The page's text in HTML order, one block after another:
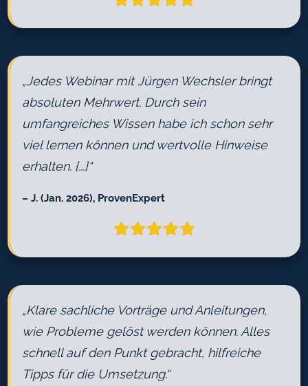
„Jedes Webinar mit Jürgen Wechsler bringt
absoluten Mehrwert. Durch sein
umfangreiches Wissen habe ich schon sehr
viel lernen können und wertvolle Hinweise
erhalten. {...}“
– J. (Jan. 2026), ProvenExpert
„Klare sachliche Vorträge und Anleitungen,
wie Probleme gelöst werden können. Alles
schnell auf den Punkt gebracht, hilfreiche
Tipps für die Umsetzung.“